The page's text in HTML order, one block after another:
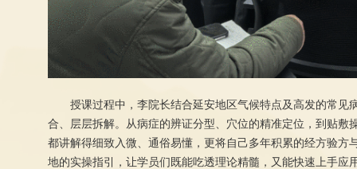
授课过程中，李院长结合延安地区气候特点及高发的常
合、层层拆解。从病症的辨证分型、穴位的精准定位，到贴
都讲解得细致入微、通俗易懂，更将自己多年积累的经方验
地的实操指引，让学员们既能吃透理论精髓，又能快速上手